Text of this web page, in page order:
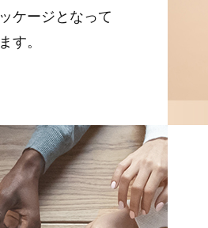
ケージとなって
す。